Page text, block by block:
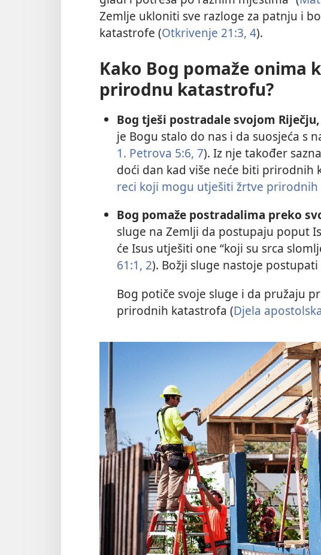
Zemlje ukloniti sve razloge za patnju i
katastrofe (Otkrivenje 21:3, 4).
Kako Bog pomaže onima
prirodnu katastrofu?
Bog tješi postradale svojom
je Bogu stalo do nas i da suosjeća s
1. Petrova 5:6, 7). Iz nje također
doći dan kad više neće biti prirodnih
reci koji mogu utješiti žrtve prirodnih
Bog pomaže postradalima preko
sluge na Zemlji da postupaju poput
će Isus utješiti one “koji su srca
61:1, 2). Božji sluge nastoje postupati
Bog potiče svoje sluge i da pružaju
prirodnih katastrofa (Djela